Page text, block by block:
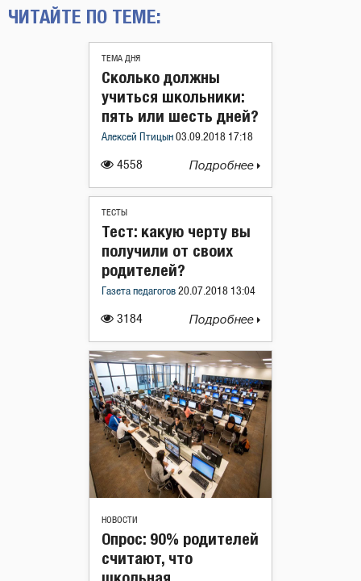
ЧИТАЙТЕ ПО ТЕМЕ:
ТЕМА ДНЯ
4558
Сколько должны
учиться школьники:
пять или шесть дней?
Алексей Птицын 03.09.2018 17:18
Подробнее
ТЕСТЫ
3184
Тест: какую черту вы
получили от своих
родителей?
Газета педагогов 20.07.2018 13:04
Подробнее
НОВОСТИ
Опрос: 90% родителей
считают, что